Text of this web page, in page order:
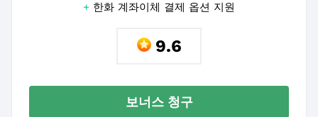
+ 한화 계좌이체 결제 옵션 지원
9.6
보너스 청구